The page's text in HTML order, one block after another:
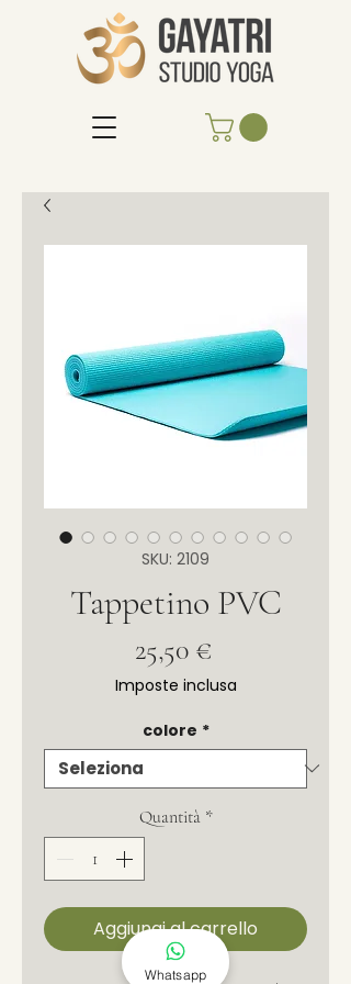
SKU: 2109
Tappetino PVC
25,50 €Prezzo
Imposte inclusa
colore *
Quantità *
Aggiungi al carrello
Whatsapp